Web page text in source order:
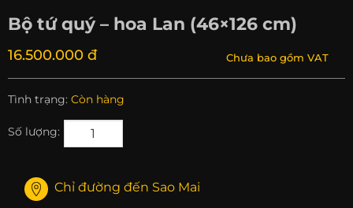
Bộ tứ quý – hoa Lan (46×126 cm)
16.500.000 đ Chưa bao gồm VAT
Tình trạng: Còn hàng
Số lượng:
Chỉ đường đến Sao Mai